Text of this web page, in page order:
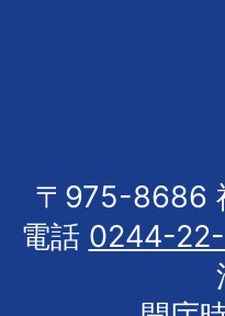
〒975-8686
電話 0244-22-